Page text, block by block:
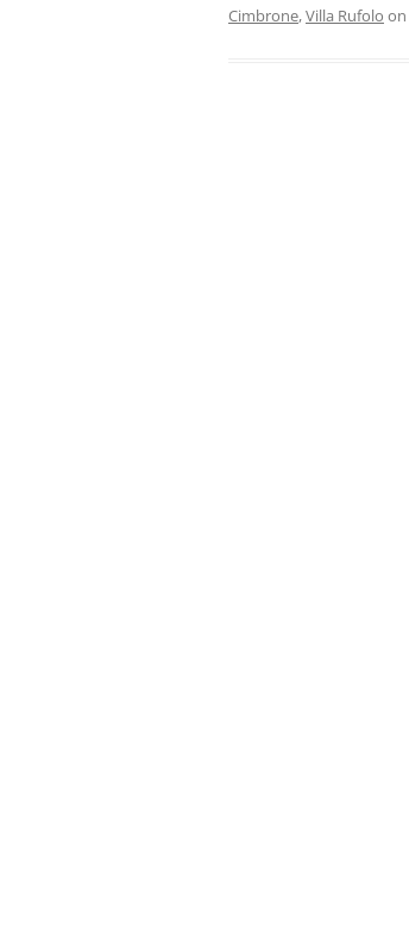
Cimbrone,Villa Rufolo on